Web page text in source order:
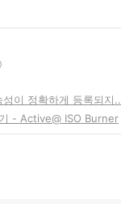
이 정확하게 등록되지
- Active@ ISO Burner